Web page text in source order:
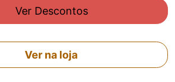
Ver Descontos
Ver na loja